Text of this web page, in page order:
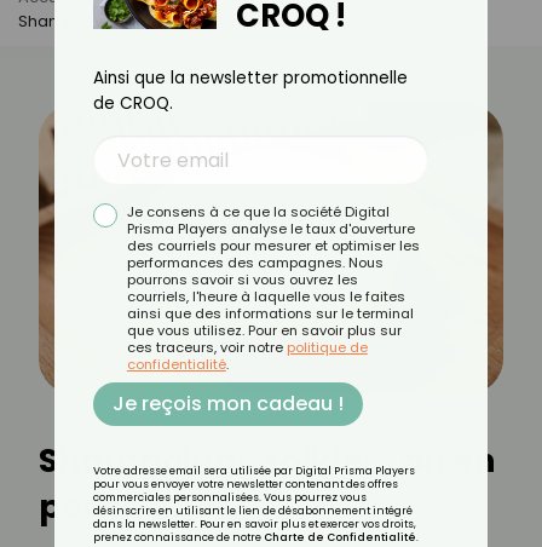
Shampoings Solides : On En Pense Quoi ?
Shampoings solides : on en
pense quoi ?
CROQ !
Ainsi que la newsletter promotionnelle
de CROQ.
Je consens à ce que la société Digital
Prisma Players analyse le taux d'ouverture
des courriels pour mesurer et optimiser les
performances des campagnes. Nous
pourrons savoir si vous ouvrez les
courriels, l'heure à laquelle vous le faites
ainsi que des informations sur le terminal
que vous utilisez. Pour en savoir plus sur
ces traceurs, voir notre politique de
confidentialité.
Je reçois mon cadeau !
Votre adresse email sera utilisée par Digital Prisma Players
pour vous envoyer votre newsletter contenant des offres
commerciales personnalisées. Vous pourrez vous
désinscrire en utilisant le lien de désabonnement intégré
dans la newsletter. Pour en savoir plus et exercer vos droits,
prenez connaissance de notre Charte de Confidentialité.